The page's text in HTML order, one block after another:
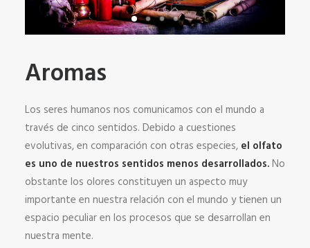
Aromas
Los seres humanos nos comunicamos con el mundo a
través de cinco sentidos. Debido a cuestiones
evolutivas, en comparación con otras especies, el olfato
es uno de nuestros sentidos menos desarrollados.No
obstante los olores constituyen un aspecto muy
importante en nuestra relación con el mundo y tienen un
espacio peculiar en los procesos que se desarrollan en
nuestra mente.